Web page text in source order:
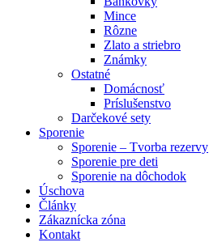
Mince
Rôzne
Zlato a striebro
Známky
Ostatné
Domácnosť
Príslušenstvo
Darčekové sety
Sporenie
Sporenie – Tvorba rezervy
Sporenie pre deti
Sporenie na dôchodok
Úschova
Články
Zákaznícka zóna
Kontakt